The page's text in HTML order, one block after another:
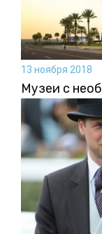
13 ноября 2018
Музеи с